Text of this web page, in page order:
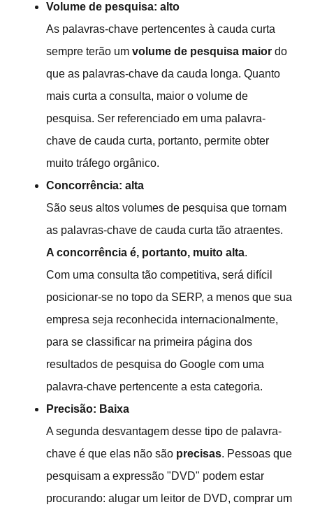
Volume de pesquisa: alto
As palavras-chave pertencentes à cauda curta
sempre terão um volume de pesquisa maior do
que as palavras-chave da cauda longa. Quanto
mais curta a consulta, maior o volume de
pesquisa. Ser referenciado em uma palavra-
chave de cauda curta, portanto, permite obter
muito tráfego orgânico.
Concorrência: alta
São seus altos volumes de pesquisa que tornam
as palavras-chave de cauda curta tão atraentes.
A concorrência é, portanto, muito alta.
Com uma consulta tão competitiva, será difícil
posicionar-se no topo da SERP, a menos que sua
empresa seja reconhecida internacionalmente,
para se classificar na primeira página dos
resultados de pesquisa do Google com uma
palavra-chave pertencente a esta categoria.
Precisão: Baixa
A segunda desvantagem desse tipo de palavra-
chave é que elas não são precisas. Pessoas que
pesquisam a expressão "DVD" podem estar
procurando: alugar um leitor de DVD, comprar um